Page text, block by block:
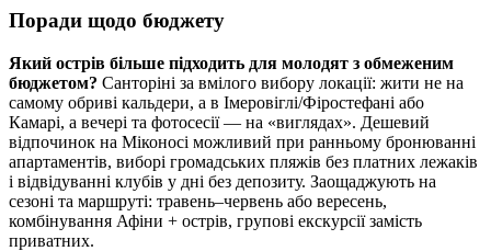
Поради щодо бюджету
Який острів більше підходить для молодят з обмеженим
бюджетом? Санторіні за вмілого вибору локації: жити не на
самому обриві кальдери, а в Імеровіглі/Фіростефані або
Камарі, а вечері та фотосесії — на «виглядах». Дешевий
відпочинок на Міконосі можливий при ранньому бронюванні
апартаментів, виборі громадських пляжів без платних лежаків
і відвідуванні клубів у дні без депозиту. Заощаджують на
сезоні та маршруті: травень–червень або вересень,
комбінування Афіни + острів, групові екскурсії замість
приватних.